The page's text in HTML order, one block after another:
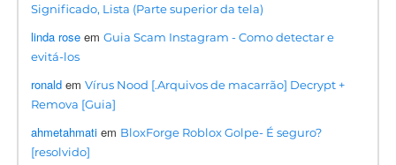
Significado, Lista (Parte superior da tela)
linda rose emGuia Scam Instagram - Como detectar e
evitá-los
ronald emVírus Nood [.Arquivos de macarrão] Decrypt +
Remova [Guia]
ahmetahmati em BloxForge Roblox Golpe- É seguro?
[resolvido]